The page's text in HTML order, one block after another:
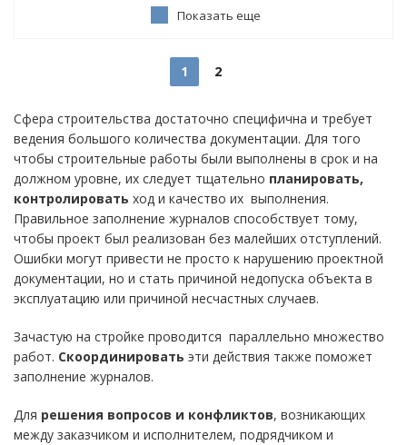
Показать еще
1 2
Сфера строительства достаточно специфична и требует
ведения большого количества документации. Для того
чтобы строительные работы были выполнены в срок и на
должном уровне, их следует тщательно планировать,
контролировать ход и качество их выполнения.
Правильное заполнение журналов способствует тому,
чтобы проект был реализован без малейших отступлений.
Ошибки могут привести не просто к нарушению проектной
документации, но и стать причиной недопуска объекта в
эксплуатацию или причиной несчастных случаев.
Зачастую на стройке проводится параллельно множество
работ. Скоординировать эти действия также поможет
заполнение журналов.
Для решения вопросов и конфликтов, возникающих
между заказчиком и исполнителем, подрядчиком и